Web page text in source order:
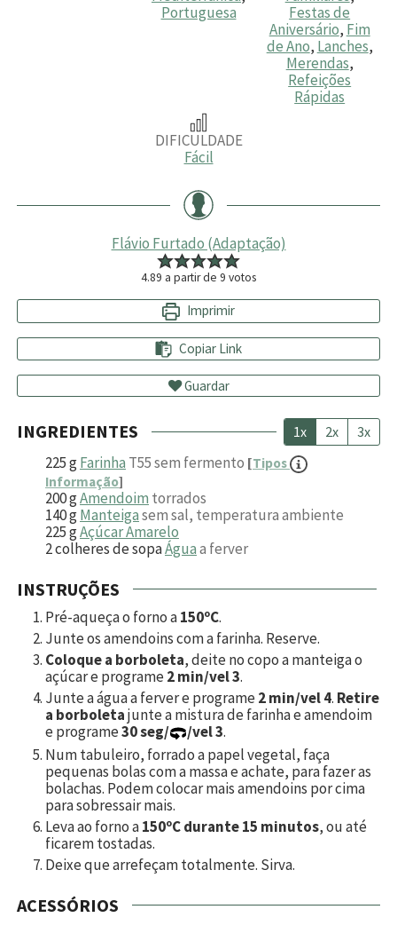
Portuguesa
Festas de
Aniversário, Fim
de Ano, Lanches,
Merendas,
Refeições
Rápidas
DIFICULDADE
Fácil
Flávio Furtado (Adaptação)
4.89 a partir de 9 votos
Imprimir
Copiar Link
Guardar
INGREDIENTES 1x 2x 3x
225gFarinha T55 sem fermento [Tipos
Informação]
200gAmendoim torrados
140gManteigasem sal, temperatura ambiente
225gAçúcar Amarelo
2colheres de sopaÁguaa ferver
INSTRUÇÕES
Pré-aqueça o forno a150ºC.
Junte os amendoins com a farinha. Reserve.
Coloque a borboleta, deite no copo a manteiga o
açúcar e programe2 min/vel 3.
Junte a água a ferver e programe2 min/vel 4. Retire
a borboletajunte a mistura de farinha e amendoim
e programe30 seg/ /vel 3.
Num tabuleiro, forrado a papel vegetal, faça
pequenas bolas com a massa e achate, para fazer as
bolachas. Podem colocar mais amendoins por cima
para sobressair mais.
Leva ao forno a150ºC durante 15 minutos, ou até
ficarem tostadas.
Deixe que arrefeçam totalmente. Sirva.
ACESSÓRIOS